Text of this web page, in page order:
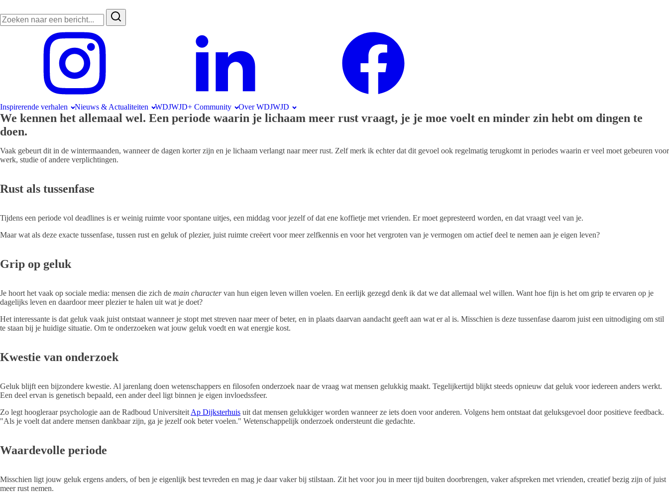
Zoeken
naar:
Inspirerende verhalen Nieuws & Actualiteiten WDJWJD+ Community Over WDJWJD
We kennen het allemaal wel. Een periode waarin je lichaam meer rust vraagt, je je moe voelt en minder zin hebt om dingen te
doen.
Vaak gebeurt dit in de wintermaanden, wanneer de dagen korter zijn en je lichaam verlangt naar meer rust. Zelf merk ik echter dat dit gevoel ook regelmatig terugkomt in periodes waarin er veel moet gebeuren voor
werk, studie of andere verplichtingen.
Rust als tussenfase
Tijdens een periode vol deadlines is er weinig ruimte voor spontane uitjes, een middag voor jezelf of dat ene koffietje met vrienden. Er moet gepresteerd worden, en dat vraagt veel van je.
Maar wat als deze exacte tussenfase, tussen rust en geluk of plezier, juist ruimte creëert voor meer zelfkennis en voor het vergroten van je vermogen om actief deel te nemen aan je eigen leven?
Grip op geluk
Je hoort het vaak op sociale media: mensen die zich de main charactervan hun eigen leven willen voelen. En eerlijk gezegd denk ik dat we dat allemaal wel willen. Want hoe fijn is het om grip te ervaren op je
dagelijks leven en daardoor meer plezier te halen uit wat je doet?
Het interessante is dat geluk vaak juist ontstaat wanneer je stopt met streven naar meer of beter, en in plaats daarvan aandacht geeft aan wat er al is. Misschien is deze tussenfase daarom juist een uitnodiging om stil
te staan bij je huidige situatie. Om te onderzoeken wat jouw geluk voedt en wat energie kost.
Kwestie van onderzoek
Geluk blijft een bijzondere kwestie. Al jarenlang doen wetenschappers en filosofen onderzoek naar de vraag wat mensen gelukkig maakt. Tegelijkertijd blijkt steeds opnieuw dat geluk voor iedereen anders werkt.
Een deel ervan is genetisch bepaald, een ander deel ligt binnen je eigen invloedssfeer.
Zo legt hoogleraar psychologie aan de Radboud Universiteit Ap Dijksterhuis uit dat mensen gelukkiger worden wanneer ze iets doen voor anderen. Volgens hem ontstaat dat geluksgevoel door positieve feedback.
"Als je voelt dat andere mensen dankbaar zijn, ga je jezelf ook beter voelen." Wetenschappelijk onderzoek ondersteunt die gedachte.
Waardevolle periode
Misschien ligt jouw geluk ergens anders, of ben je eigenlijk best tevreden en mag je daar vaker bij stilstaan. Zit het voor jou in meer tijd buiten doorbrengen, vaker afspreken met vrienden, creatief bezig zijn of juist
meer rust nemen.